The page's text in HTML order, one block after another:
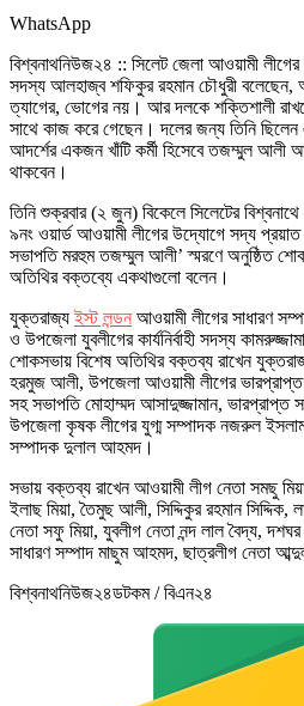
WhatsApp
বিশ্বনাথনিউজ২৪ :: সিলেট জেলা আওয়ামী
সদস্য আলহাজ্ব শফিকুর রহমান চৌধুরী বলেছেন,
ত্যাগের, ভোগের নয়। আর দলকে শক্তিশালী
সাথে কাজ করে গেছেন। দলের জন্য তিনি ছিলেন
আদর্শের একজন খাঁটি কর্মী হিসেবে তজম্মুল আলী
থাকবেন।
তিনি শুক্রবার (২ জুন) বিকেলে সিলেটের
৯নং ওয়ার্ড আওয়ামী লীগের উদ্যোগে সদ্য
সভাপতি মরহুম তজম্মুল আলী’ স্মরণে অনুষ্ঠিত
অতিথির বক্তব্যে একথাগুলো বলেন।
যুক্তরাজ্যইস্ট লন্ডন আওয়ামী লীগের সাধারণ
ও উপজেলা যুবলীগের কার্যনির্বাহী সদস্য
শোকসভায় বিশেষ অতিথির বক্তব্য রাখেন
হরমুজ আলী, উপজেলা আওয়ামী লীগের
সহ সভাপতি মোহাম্মদ আসাদুজ্জামান,
উপজেলা কৃষক লীগের যুগ্ম সম্পাদক নজরুল
সম্পাদক দুলাল আহমদ।
সভায় বক্তব্য রাখেন আওয়ামী লীগ নেতা সমছু
ইলাছ মিয়া, তৈমুছ আলী, সিদ্দিকুর রহমান
নেতা সফু মিয়া, যুবলীগ নেতা নন্দ লাল বৈদ্য,
সাধারণ সম্পাদ মাছুম আহমদ, ছাত্রলীগ নেতা
বিশ্বনাথনিউজ২৪ডটকম / বিএন২৪